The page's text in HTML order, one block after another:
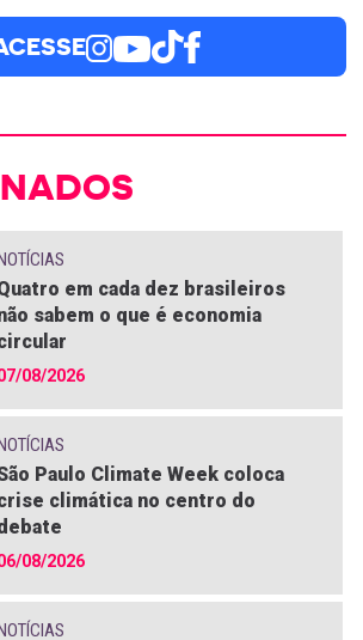
em cada dez brasileiros
sabem o que é economia
08/2026
Paulo Climate Week coloca
climática no centro do
08/2026